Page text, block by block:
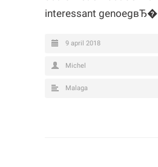
interessant genoegвЂ�
9 april 2018
Michel
Malaga